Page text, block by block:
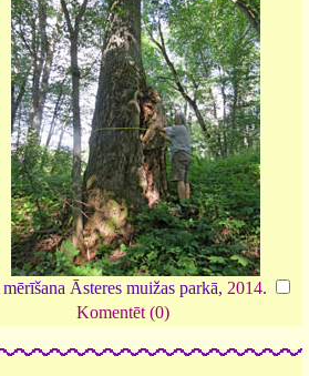
Āsteres muižas parkā, 2014.
Komentēt (0)